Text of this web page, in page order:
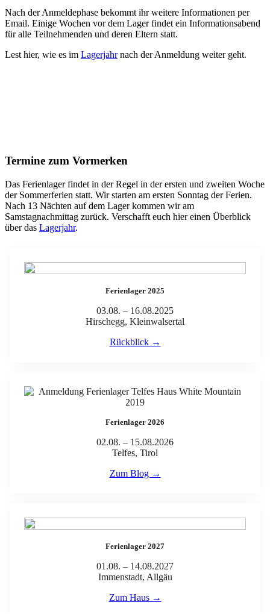
Nach der Anmeldephase bekommt ihr weitere Informationen per
Email. Einige Wochen vor dem Lager findet ein Informationsabend
für alle Teilnehmenden und deren Eltern statt.
Lest hier, wie es im Lagerjahrnach der Anmeldung weiter geht.
Termine zum Vormerken
Das Ferienlager findet in der Regel in der ersten und zweiten Woche
der Sommerferien statt. Wir starten am ersten Sonntag der Ferien.
Nach 13 Nächten auf dem Lager kommen wir am
Samstagnachmittag zurück. Verschafft euch hier einen Überblick
über das Lagerjahr.
Ferienlager 2025
03.08. – 16.08.2025
Hirschegg, Kleinwalsertal
Rückblick →
Ferienlager 2026
02.08. – 15.08.2026
Telfes, Tirol
Zum Blog →
Ferienlager 2027
01.08. – 14.08.2027
Immenstadt, Allgäu
Zum Haus →